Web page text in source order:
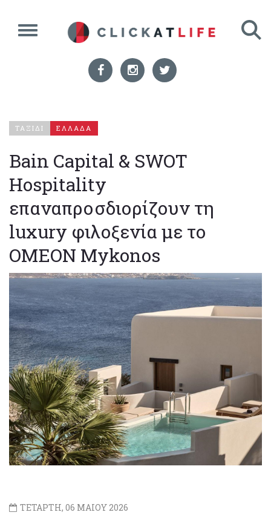
ΤΑΞΙΔΙ ΕΛΛΑΔΑ
Bain Capital & SWOT
Hospitality
επαναπροσδιορίζουν τη
luxury φιλοξενία με το
OMEON Mykonos
ΤΕΤΑΡΤΗ, 06 ΜΑΙΟΥ 2026